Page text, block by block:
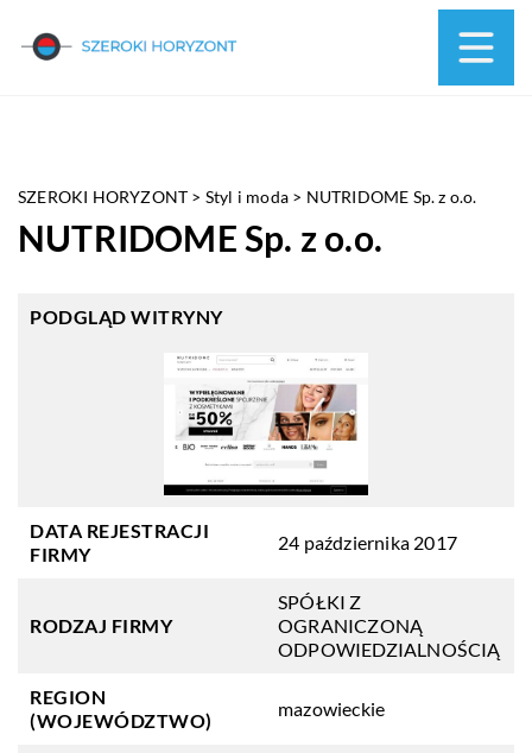
SZEROKI HORYZONT > Styl i moda > NUTRIDOME Sp. z o.o.
NUTRIDOME Sp. z o.o.
PODGLĄD WITRYNY
DATA REJESTRACJI
FIRMY
24 października 2017
RODZAJ FIRMY
SPÓŁKI Z
OGRANICZONĄ
ODPOWIEDZIALNOŚCIĄ
REGION
(WOJEWÓDZTWO)
mazowieckie